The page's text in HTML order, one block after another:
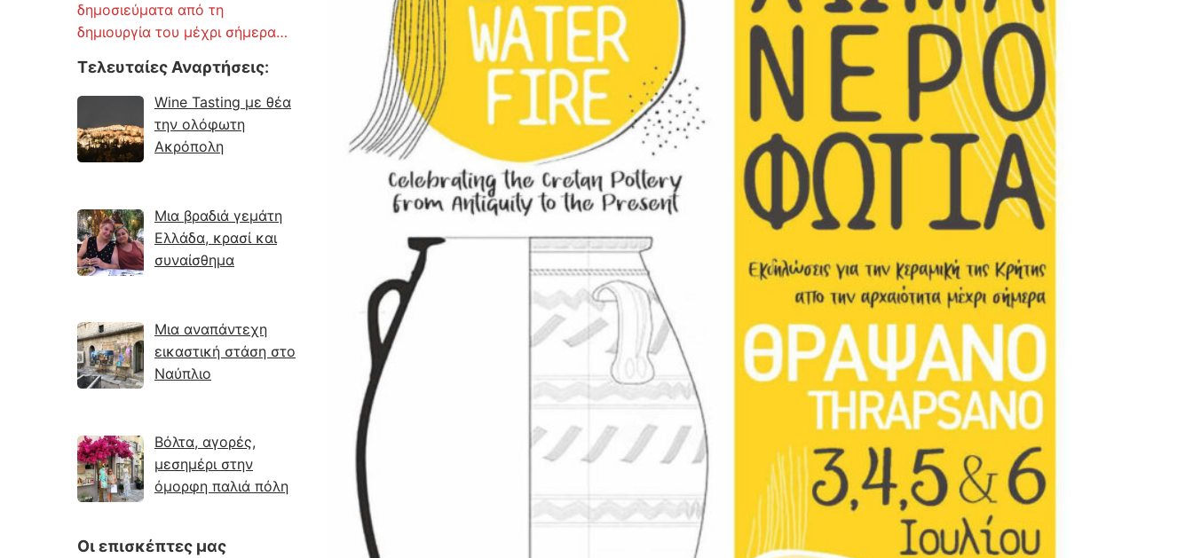
δημοσιεύματα από τη
δημιουργία του μέχρι σήμερα…
Τελευταίες Αναρτήσεις:
Wine Tasting με θέα
την ολόφωτη
Ακρόπολη
Μια βραδιά γεμάτη
Ελλάδα, κρασί και
συναίσθημα
Μια αναπάντεχη
εικαστική στάση στο
Ναύπλιο
Βόλτα, αγορές,
μεσημέρι στην
όμορφη παλιά πόλη
Οι επισκέπτες μας